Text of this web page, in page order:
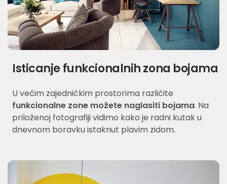
Isticanje funkcionalnih zona bojama
U većim zajedničkim prostorima različite
funkcionalne zone možete naglasiti bojama. Na
priloženoj fotografiji vidimo kako je radni kutak u
dnevnom boravku istaknut plavim zidom.